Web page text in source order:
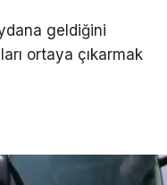
geldiğini
ortaya çıkarmak